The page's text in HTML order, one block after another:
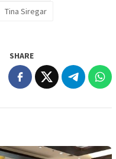
Tina Siregar
SHARE